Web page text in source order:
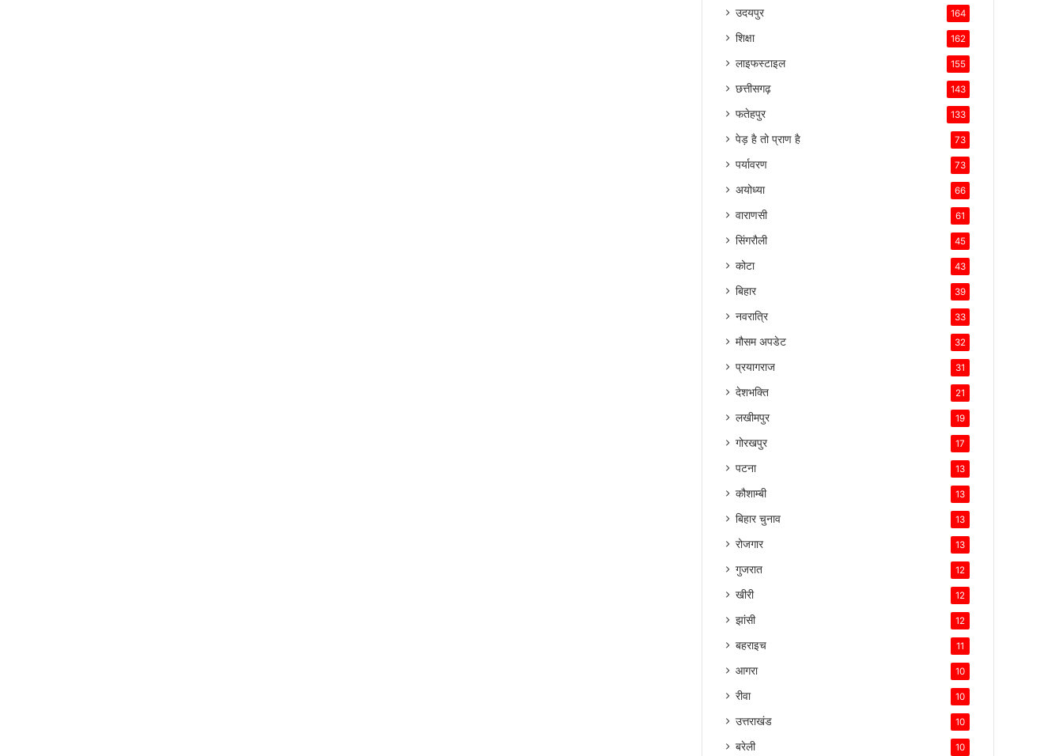
उदयपुर 164
शिक्षा 162
लाइफस्टाइल 155
छत्तीसगढ़ 143
फतेहपुर 133
पेड़ है तो प्राण है 73
पर्यावरण 73
अयोध्या 66
वाराणसी 61
सिंगरौली 45
कोटा 43
बिहार 39
नवरात्रि 33
मौसम अपडेट 32
प्रयागराज 31
देशभक्ति 21
लखीमपुर 19
गोरखपुर 17
पटना 13
कौशाम्बी 13
बिहार चुनाव 13
रोजगार 13
गुजरात 12
खीरी 12
झांसी 12
बहराइच 11
आगरा 10
रीवा 10
उत्तराखंड 10
बरेली 10